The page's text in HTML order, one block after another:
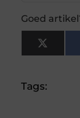
Goed
X
Tags: